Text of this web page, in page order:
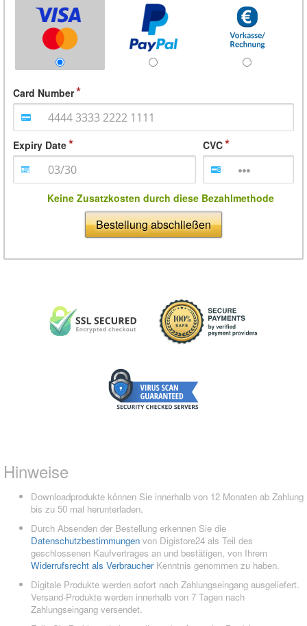
Card Number
Expiry Date CVC
Keine Zusatzkosten durch diese Bezahlmethode
Bestellung abschließen
Hinweise
Downloadprodukte können Sie innerhalb von 12 Monaten ab Zahlung
bis zu 50 mal herunterladen.
Durch Absenden der Bestellung erkennen Sie die
Datenschutzbestimmungen von Digistore24 als Teil des
geschlossenen Kaufvertrages an und bestätigen, von Ihrem
Widerrufsrecht als VerbraucherKenntnis genommen zu haben.
Digitale Produkte werden sofort nach Zahlungseingang ausgeliefert.
Versand-Produkte werden innerhalb von 7 Tagen nach
Zahlungseingang versendet.